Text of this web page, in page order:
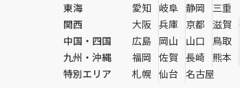
東海
愛知 岐阜 静岡
三重
関西
大阪 兵庫 京都 滋賀
中国・四国
広島 岡山 山口 鳥取
九州・沖縄
福岡 佐賀 長崎 熊本
特別エリア
札幌 仙台 名古屋